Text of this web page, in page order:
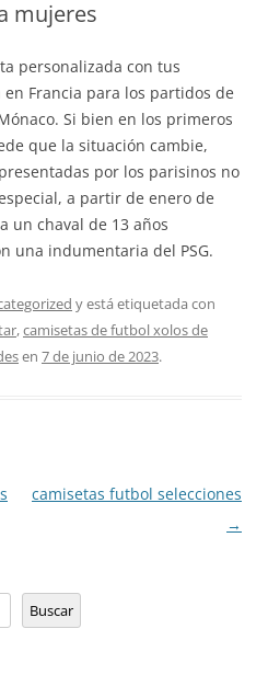
mujeres
personalizada con tus
Francia para los partidos de
Si bien en los primeros
que la situación cambie,
por los parisinos no
a partir de enero de
un chaval de 13 años
una indumentaria del PSG.
y está etiquetada con
,camisetas de futbol xolos de
en 7 de junio de 2023.
camisetas futbol selecciones
→
Buscar